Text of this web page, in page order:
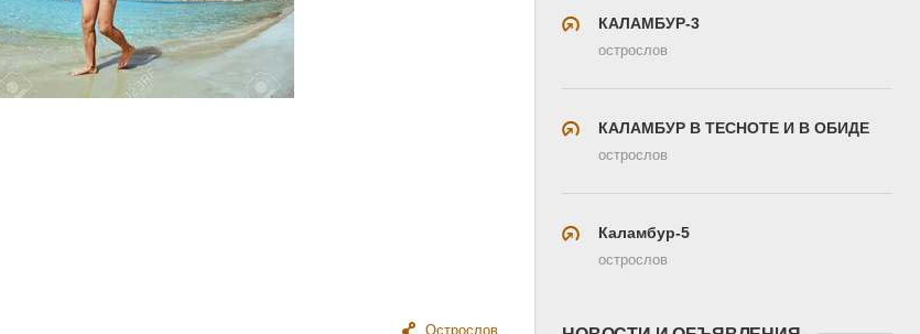
Острослов
КАЛАМБУР-3
острослов
КАЛАМБУР В ТЕСНОТЕ И В ОБИДЕ
острослов
Каламбур-5
острослов